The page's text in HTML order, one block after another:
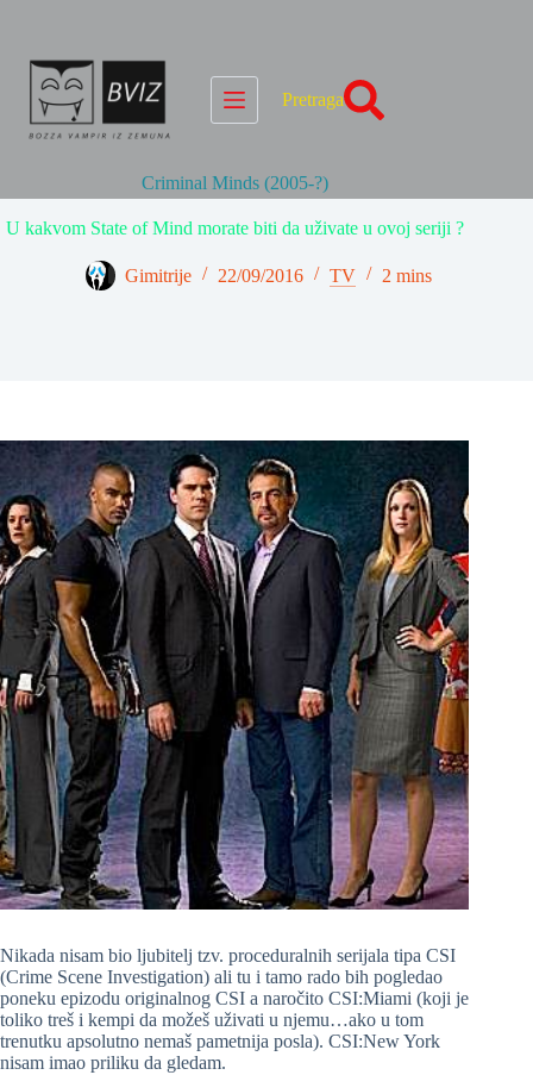
Pretraga
Criminal Minds (2005-?)
U kakvom State of Mind morate biti da uživate u ovoj seriji ?
Gimitrije 22/09/2016 TV 2 mins
Nikada nisam bio ljubitelj tzv. proceduralnih serijala tipa CSI
(Crime Scene Investigation) ali tu i tamo rado bih pogledao
poneku epizodu originalnog CSI a naročito CSI:Miami (koji je
toliko treš i kempi da možeš uživati u njemu…ako u tom
trenutku apsolutno nemaš pametnija posla). CSI:New York
nisam imao priliku da gledam.